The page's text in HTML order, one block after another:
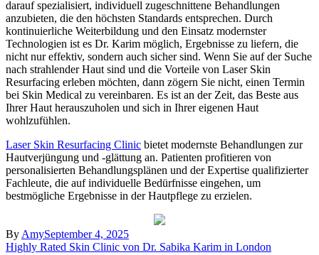
darauf spezialisiert, individuell zugeschnittene Behandlungen
anzubieten, die den höchsten Standards entsprechen. Durch
kontinuierliche Weiterbildung und den Einsatz modernster
Technologien ist es Dr. Karim möglich, Ergebnisse zu liefern, die
nicht nur effektiv, sondern auch sicher sind. Wenn Sie auf der Suche
nach strahlender Haut sind und die Vorteile von Laser Skin
Resurfacing erleben möchten, dann zögern Sie nicht, einen Termin
bei Skin Medical zu vereinbaren. Es ist an der Zeit, das Beste aus
Ihrer Haut herauszuholen und sich in Ihrer eigenen Haut
wohlzufühlen.
Laser Skin Resurfacing Clinic bietet modernste Behandlungen zur
Hautverjüngung und -glättung an. Patienten profitieren von
personalisierten Behandlungsplänen und der Expertise qualifizierter
Fachleute, die auf individuelle Bedürfnisse eingehen, um
bestmögliche Ergebnisse in der Hautpflege zu erzielen.
By AmySeptember 4, 2025
Post
Highly Rated Skin Clinic von Dr. Sabika Karim in London